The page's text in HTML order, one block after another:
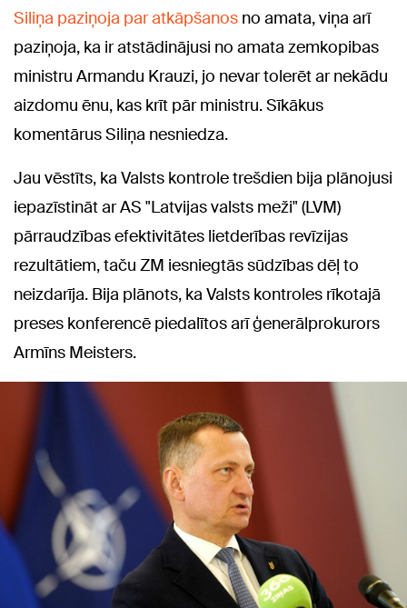
Siliņa paziņoja par atkāpšanos no amata, viņa arī
paziņoja, ka ir atstādinājusi no amata zemkopibas
ministru Armandu Krauzi, jo nevar tolerēt ar nekādu
aizdomu ēnu, kas krīt pār ministru. Sīkākus
komentārus Siliņa nesniedza.
Jau vēstīts, ka Valsts kontrole trešdien bija plānojusi
iepazīstināt ar AS "Latvijas valsts meži" (LVM)
pārraudzības efektivitātes lietderības revīzijas
rezultātiem, taču ZM iesniegtās sūdzības dēļ to
neizdarīja. Bija plānots, ka Valsts kontroles rīkotajā
preses konferencē piedalītos arī ģenerālprokurors
Armīns Meisters.